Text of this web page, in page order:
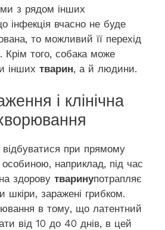
з рядом інших
інфекція вчасно не буде
то можливий її перехід
Крім того, собака може
інших тварин, а й людини.
і клінічна
відбуватися при прямому
особиною, наприклад, під час
здорову тваринупотрапляє
шкіри, заражені грибком.
в тому, що латентний
від 10 до 40 днів, в цей